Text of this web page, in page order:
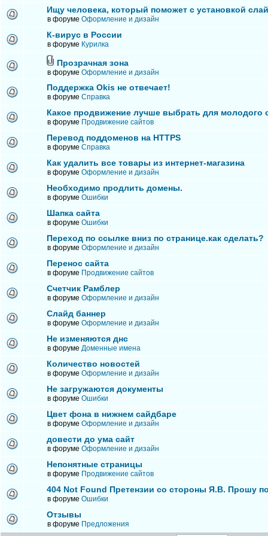
Ищу человека, который поможет с установкой
в форуме Оформление и дизайн
К-вирус в России
в форуме Курилка
Прозрачная зона
в форуме Оформление и дизайн
Поддержка Okis не отвечает!
в форуме Справка
Какое продвижение лучше выбрать для молодого
в форуме Продвижение сайтов
Перевод поддоменов на HTTPS
в форуме Справка
Как удалить все товары из интернет-магазина
в форуме Оформление и дизайн
Необходимо продлить домены.
в форуме Ошибки
Шапка сайта
в форуме Ошибки
Переход по ссылке вниз по странице.как сделать?
в форуме Оформление и дизайн
Перенос сайта
в форуме Продвижение сайтов
Счетчик Рамблер
в форуме Оформление и дизайн
Слайд баннер
в форуме Оформление и дизайн
Не изменяются днс
в форуме Доменные имена
Количество новостей
в форуме Оформление и дизайн
Не загружаются документы
в форуме Ошибки
Цвет фона в нижнем сайдбаре
в форуме Оформление и дизайн
довести до ума сайт
в форуме Оформление и дизайн
Непонятные страницы
в форуме Продвижение сайтов
404 Not Found Претензии со стороны Я.В. Прошу
в форуме Ошибки
Отзывы
в форуме Предложения